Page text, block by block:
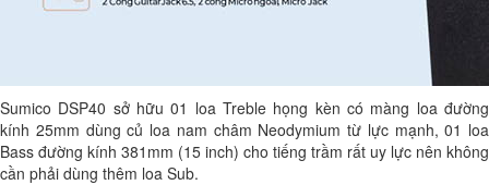
Sumico DSP40 sở hữu 01 loa Treble họng kèn có màng loa đường
kính 25mm dùng củ loa nam châm Neodymium từ lực mạnh, 01 loa
Bass đường kính 381mm (15 inch) cho tiếng trầm rất uy lực nên không
cần phải dùng thêm loa Sub.